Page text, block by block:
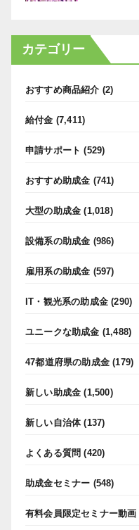
カテゴリー
おすすめ商品紹介 (2)
給付金 (7,411)
申請サポート (529)
おすすめ助成金 (741)
大型の助成金 (1,018)
設備系の助成金 (986)
雇用系の助成金 (597)
IT・観光系の助成金 (290)
ユニークな助成金 (1,488)
47都道府県の助成金 (179)
新しい助成金 (1,500)
新しい自治体(137)
よくある質問 (420)
助成金セミナー (548)
有料会員限定セミナー動画